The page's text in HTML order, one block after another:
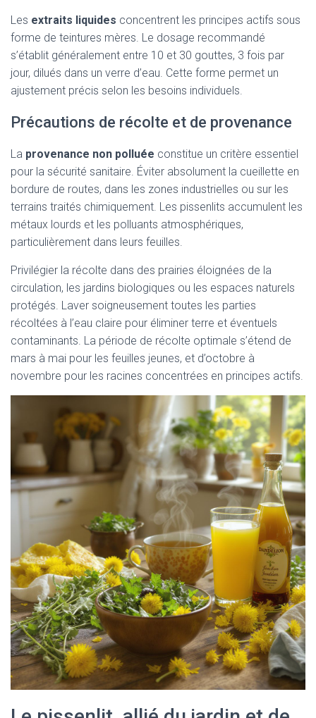
Les extraits liquides concentrent les principes actifs sous
forme de teintures mères. Le dosage recommandé
s’établit généralement entre 10 et 30 gouttes, 3 fois par
jour, dilués dans un verre d’eau. Cette forme permet un
ajustement précis selon les besoins individuels.
Précautions de récolte et de provenance
La provenance non polluée constitue un critère essentiel
pour la sécurité sanitaire. Éviter absolument la cueillette en
bordure de routes, dans les zones industrielles ou sur les
terrains traités chimiquement. Les pissenlits accumulent les
métaux lourds et les polluants atmosphériques,
particulièrement dans leurs feuilles.
Privilégier la récolte dans des prairies éloignées de la
circulation, les jardins biologiques ou les espaces naturels
protégés. Laver soigneusement toutes les parties
récoltées à l’eau claire pour éliminer terre et éventuels
contaminants. La période de récolte optimale s’étend de
mars à mai pour les feuilles jeunes, et d’octobre à
novembre pour les racines concentrées en principes actifs.